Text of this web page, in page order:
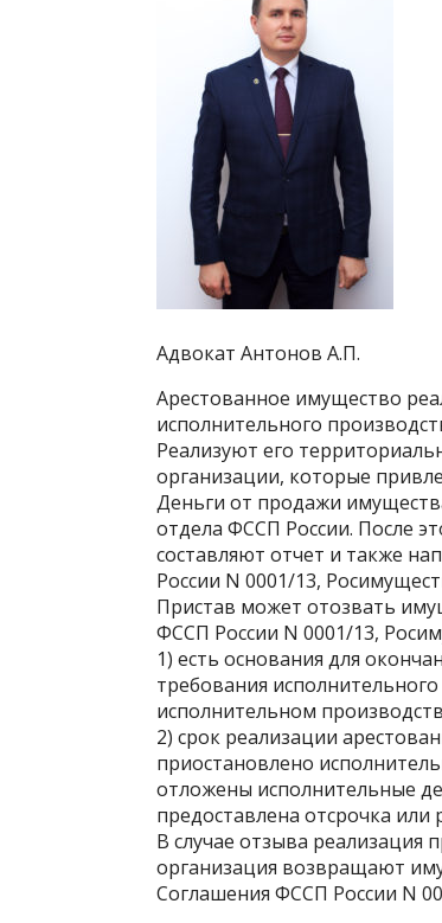
Адвокат Антонов А.П.
Арестованное имущество
исполнительного
Реализуют его
организации, которые
Деньги от продажи
отдела ФССП России. После
составляют отчет и также
России N 0001/13,
Пристав может отозвать
ФССП России N 0001/13,
1) есть основания для
требования
исполнительном
2) срок реализации
приостановлено
отложены исполнительные
предоставлена отсрочка
В случае отзыва реализация
организация возвращают
Соглашения ФССП России N